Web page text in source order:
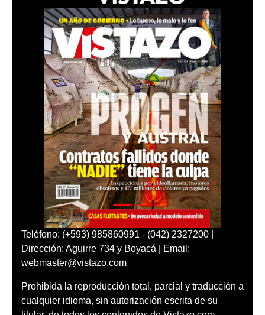
Teléfono: (+593) 985860991 - (042) 2327200 |
Dirección: Aguirre 734 y Boyacá | Email:
webmaster@vistazo.com
Prohibida la reproducción total, parcial y traducción a
cualquier idioma, sin autorización escrita de su